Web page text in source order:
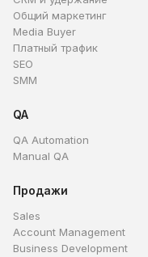
Общий маркетинг
Media Buyer
Платный трафик
SEO
SMM
QA
QA Automation
Manual QA
Продажи
Sales
Account Management
Business Development